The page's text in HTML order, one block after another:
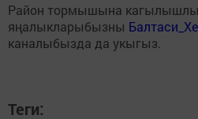
Район тормышына
яңалыкларыбызны
каналыбызда да укыгыз.
Теги: